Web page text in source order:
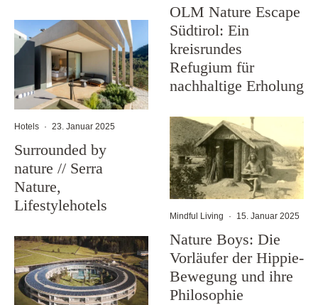
Hotels · 23. Januar 2025
Surrounded by
nature // Serra
Nature,
Lifestylehotels
OLM Nature Escape
Südtirol: Ein
kreisrundes
Refugium für
nachhaltige Erholung
Mindful Living · 15. Januar 2025
Nature Boys: Die
Vorläufer der Hippie-
Bewegung und ihre
Philosophie